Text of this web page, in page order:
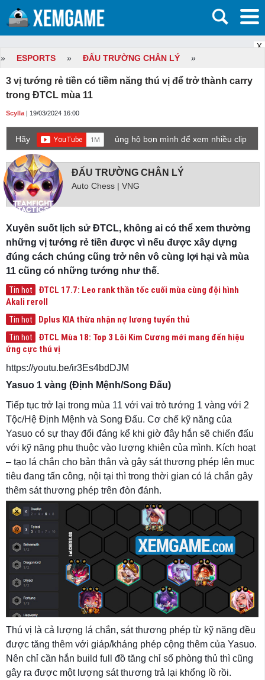
X
» ESPORTS » ĐẤU TRƯỜNG CHÂN LÝ »
3 vị tướng rẻ tiền có tiềm năng thú vị để trở thành carry
trong ĐTCL mùa 11
Scylla | 19/03/2024 16:00
Hãy
ủng hộ bọn mình để xem nhiều clip
game mới hơn nhé!
ĐẤU TRƯỜNG CHÂN LÝ
Auto Chess | VNG
Xuyên suốt lịch sử ĐTCL, không ai có thể xem thường
những vị tướng rẻ tiền được vì nếu được xây dựng
đúng cách chúng cũng trở nên vô cùng lợi hại và mùa
11 cũng có những tướng như thế.
Tin hot
ĐTCL 17.7: Leo rank thần tốc cuối mùa cùng đội hình
Akali reroll
Tin hot Dplus KIA thừa nhận nợ lương tuyển thủ
Tin hot
ĐTCL Mùa 18: Top 3 Lõi Kim Cương mới mang đến hiệu
ứng cực thú vị
https://youtu.be/ir3Es4bdDJM
Yasuo 1 vàng (Định Mệnh/Song Đấu)
Tiếp tục trở lại trong mùa 11 với vai trò tướng 1 vàng với 2
Tộc/Hệ Định Mệnh và Song Đấu. Cơ chế kỹ năng của
Yasuo có sự thay đổi đáng kể khi giờ đây hắn sẽ chiến đấu
với kỹ năng phụ thuộc vào lượng khiên của mình. Kích hoạt
– tạo lá chắn cho bản thân và gây sát thương phép lên mục
tiêu đang tấn công, nội tại thì trong thời gian có lá chắn gây
thêm sát thương phép trên đòn đánh.
Thú vị là cả lượng lá chắn, sát thương phép từ kỹ năng đều
được tăng thêm với giáp/kháng phép cộng thêm của Yasuo.
Nên chỉ cần hắn build full đồ tăng chỉ số phòng thủ thì cũng
gây ra được một lượng sát thương trả lại khổng lồ rồi.